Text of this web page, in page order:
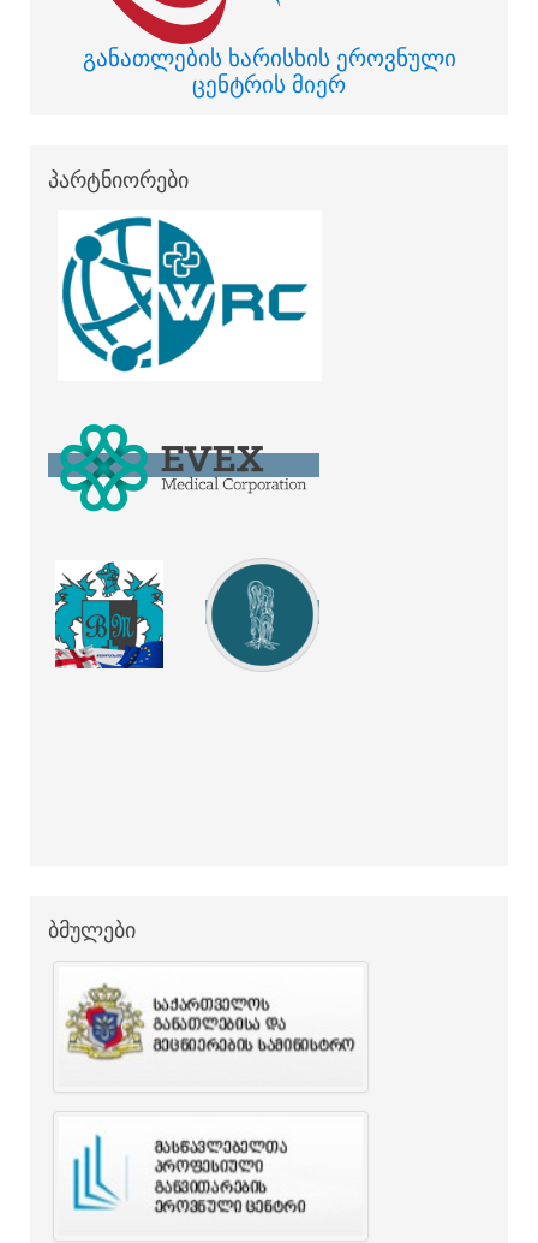
განათლების ხარისხის ეროვნული
ცენტრის მიერ
პარტნიორები
ბმულები